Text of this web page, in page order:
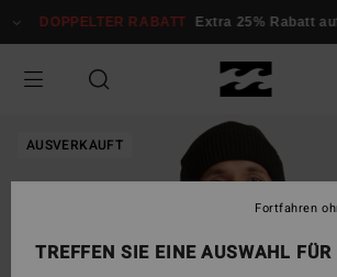
zur
springen
DOPPELTER RABATT Extra 25% Rabatt auf
AUSVERKAUFT
TREFFEN SIE EINE AUSWAHL
Fortfahren